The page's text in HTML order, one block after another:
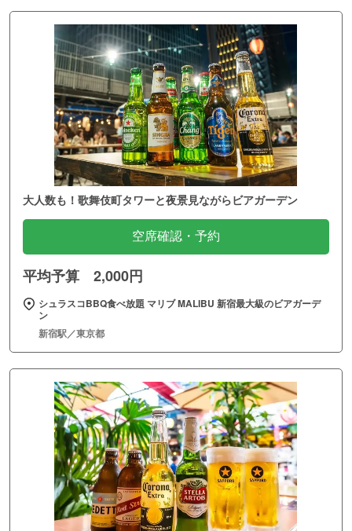
大人数も！歌舞伎町タワーと夜景見ながらビアガーデン
空席確認・予約
平均予算 2,000円
シュラスコBBQ食べ放題 マリブ MALIBU 新宿最大級のビアガーデ
ン
新宿駅／東京都